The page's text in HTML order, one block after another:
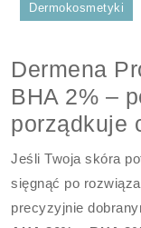
Dermokosmetyki
Dermena
BHA 2% –
porządkuje
Jeśli Twoja skóra
sięgnąć po
precyzyjnie